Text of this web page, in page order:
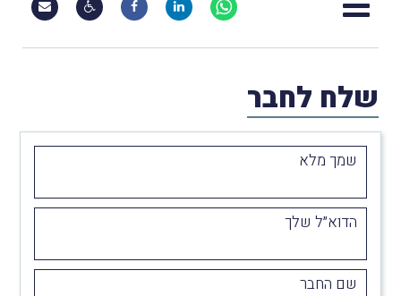
שלח לחבר
שמך מלא
הדוא״ל שלך
שם החבר